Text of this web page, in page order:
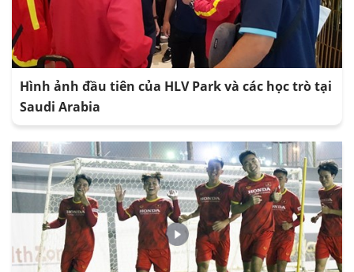
Hình ảnh đầu tiên của HLV Park và các học trò tại
Saudi Arabia